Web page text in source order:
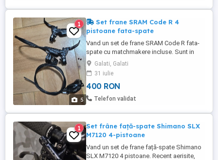
5
1
Set frane SRAM Code R 4
pistoane fata-spate
Vand un set de frane SRAM Code R fata-
spate cu matchmakere incluse. Sunt in
stare buna, avand o putere mare de
franare si modulatie foarte buna. Placutele
metalice sunt uzate >50%, deci vor trebui
schimbate. Se vand fara suruburile de
montare al etrierilor. Daca aveti nevoie de
Galati, Galati
31 iulie
400 RON
Telefon validat
1
Set frâne față-spate Shimano SLX
M7120 4-pistoane
Vand un set de frane față-spate Shimano
SLX M7120 4 pistoane. Recent aerisite,